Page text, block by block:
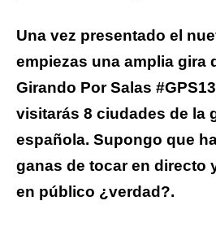
Una vez presentado el
empiezas una amplia gira
Girando Por Salas
visitarás 8 ciudades de la
española. Supongo que
ganas de tocar en directo
en público ¿verdad?.